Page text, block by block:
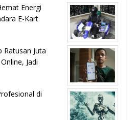
Energi
E-Kart
Ratusan Juta
Jadi
di